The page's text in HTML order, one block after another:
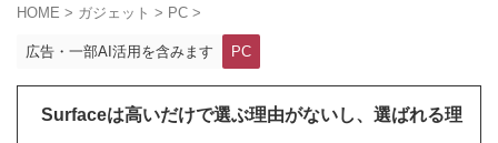
HOME > ガジェット > PC >
広告・一部AI活用を含みます PC
Surfaceは高いだけで選ぶ理由がないし、選ばれる理